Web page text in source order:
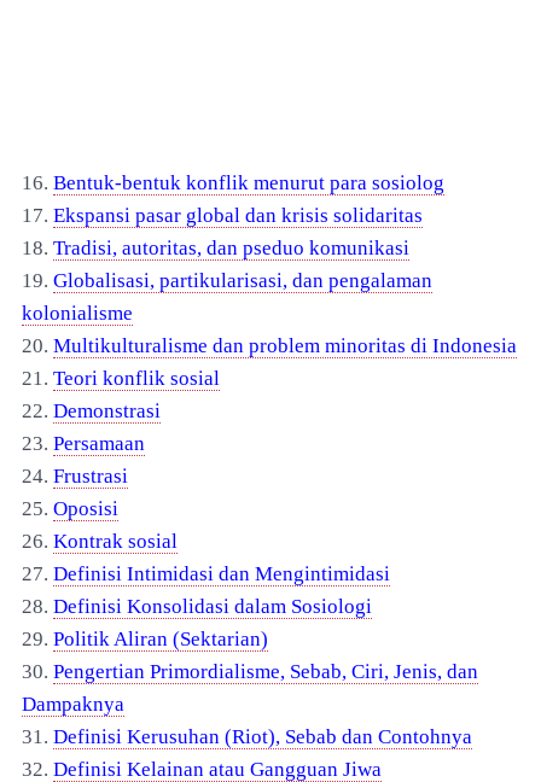
16. Bentuk-bentuk konflik menurut para sosiolog
17. Ekspansi pasar global dan krisis solidaritas
18. Tradisi, autoritas, dan pseduo komunikasi
19. Globalisasi, partikularisasi, dan pengalaman
kolonialisme
20. Multikulturalisme dan problem minoritas di Indonesia
21. Teori konflik sosial
22. Demonstrasi
23. Persamaan
24. Frustrasi
25. Oposisi
26. Kontrak sosial
27. Definisi Intimidasi dan Mengintimidasi
28. Definisi Konsolidasi dalam Sosiologi
29. Politik Aliran (Sektarian)
30. Pengertian Primordialisme, Sebab, Ciri, Jenis, dan
Dampaknya
31. Definisi Kerusuhan (Riot), Sebab dan Contohnya
32. Definisi Kelainan atau Gangguan Jiwa